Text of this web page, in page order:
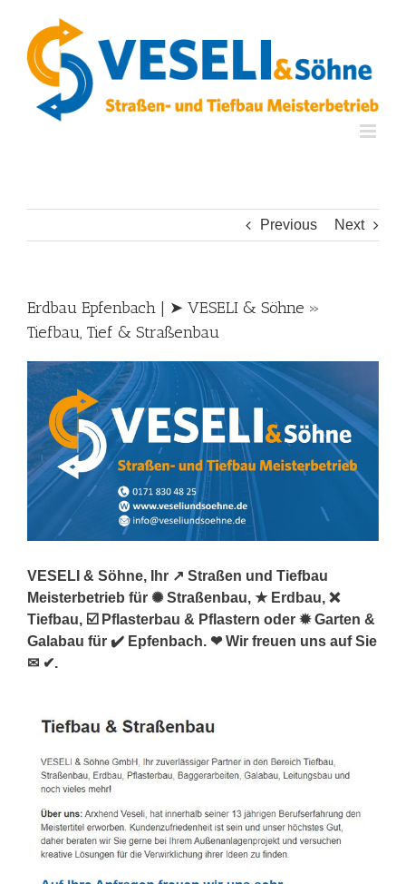
content
Previous Next
Erdbau Epfenbach | ➤ VESELI & Söhne »
Tiefbau, Tief & Straßenbau
VESELI & Söhne, Ihr ↗️ Straßen und Tiefbau
Meisterbetrieb für ✺ Straßenbau, ★ Erdbau, ❌
Tiefbau, ☑️ Pflasterbau & Pflastern oder ✹ Garten &
Galabau für ✔️ Epfenbach. ❤ Wir freuen uns auf Sie
✉ ✔.